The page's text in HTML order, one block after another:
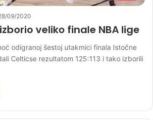
09/2020
veliko finale NBA lige
odigranoj šestoj utakmici finala Istočne
Celticse rezultatom 125:113 i tako izborili